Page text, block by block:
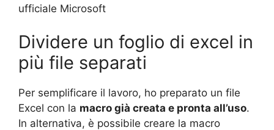
ufficiale Microsoft
Dividere un foglio di excel in
più file separati
Per semplificare il lavoro, ho preparato un file
Excel con la macro già creata e pronta all’uso.
In alternativa, è possibile creare la macro